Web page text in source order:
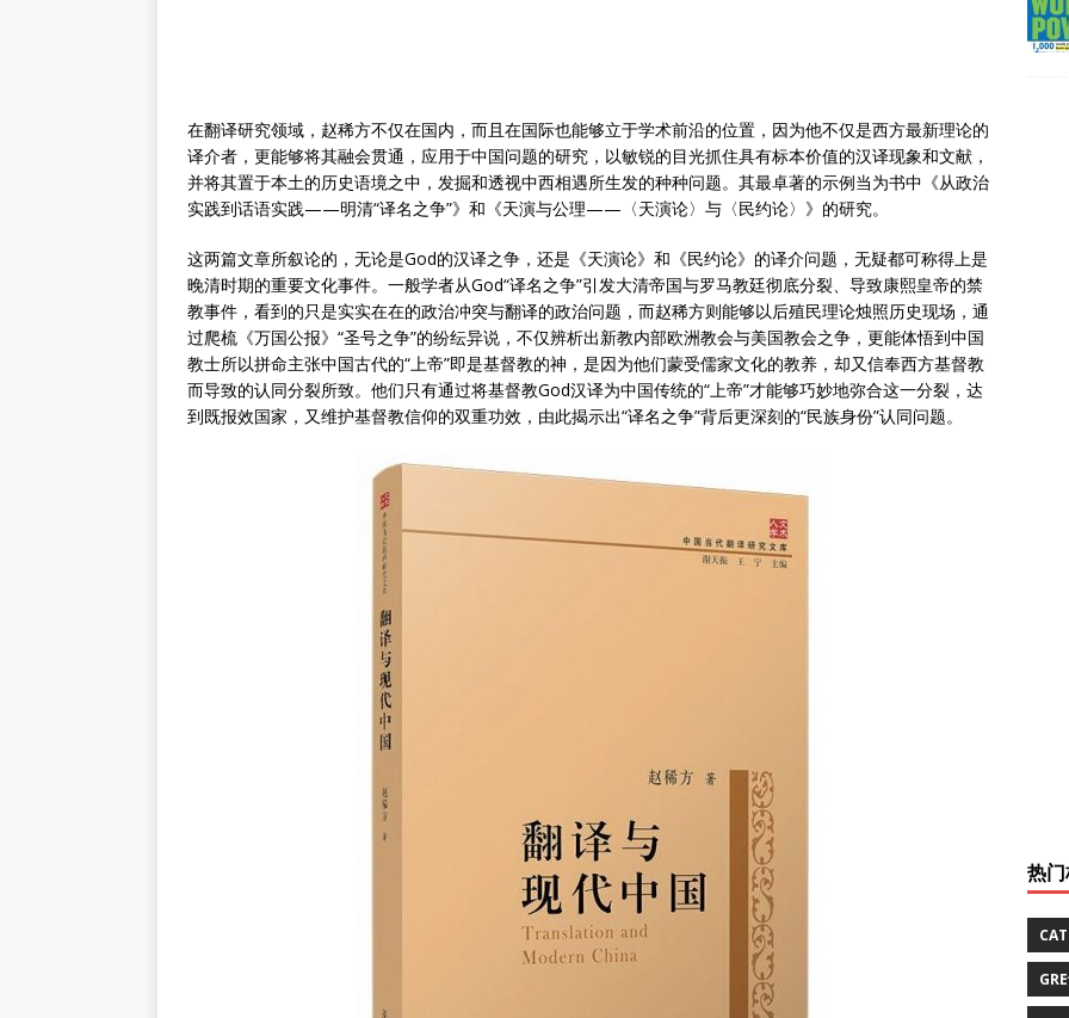
在翻译研究领域，赵稀方不仅在国内，而且在国际也能够立于学术前沿的位置，因为他不仅是西方最新理论的
译介者，更能够将其融会贯通，应用于中国问题的研究，以敏锐的目光抓住具有标本价值的汉译现象和文献，
并将其置于本土的历史语境之中，发掘和透视中西相遇所生发的种种问题。其最卓著的示例当为书中《从政治
实践到话语实践——明清“译名之争”》和《天演与公理——〈天演论〉与〈民约论〉》的研究。
这两篇文章所叙论的，无论是God的汉译之争，还是《天演论》和《民约论》的译介问题，无疑都可称得上是
晚清时期的重要文化事件。一般学者从God“译名之争”引发大清帝国与罗马教廷彻底分裂、导致康熙皇帝的禁
教事件，看到的只是实实在在的政治冲突与翻译的政治问题，而赵稀方则能够以后殖民理论烛照历史现场，通
过爬梳《万国公报》“圣号之争”的纷纭异说，不仅辨析出新教内部欧洲教会与美国教会之争，更能体悟到中国
教士所以拼命主张中国古代的“上帝”即是基督教的神，是因为他们蒙受儒家文化的教养，却又信奉西方基督教
而导致的认同分裂所致。他们只有通过将基督教God汉译为中国传统的“上帝”才能够巧妙地弥合这一分裂，达
到既报效国家，又维护基督教信仰的双重功效，由此揭示出“译名之争”背后更深刻的“民族身份”认同问题。
热